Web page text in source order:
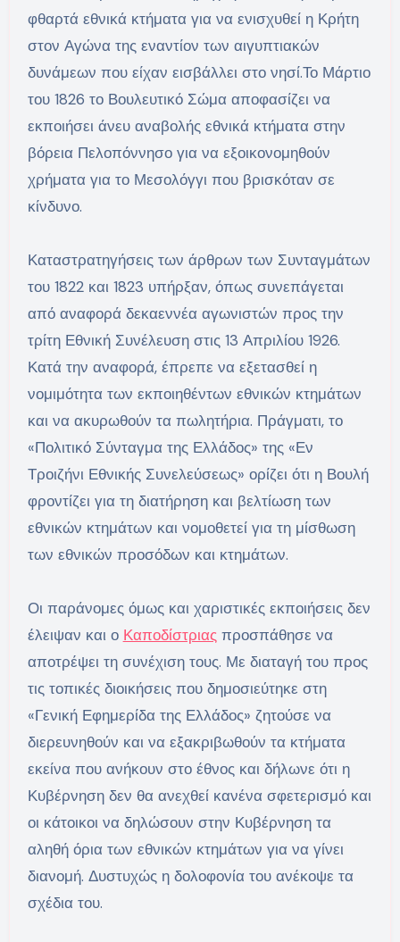
φθαρτά εθνικά κτήματα για να ενισχυθεί η Κρήτη
στον Αγώνα της εναντίον των αιγυπτιακών
δυνάμεων που είχαν εισβάλλει στο νησί.Το Μάρτιο
του 1826 το Βουλευτικό Σώμα αποφασίζει να
εκποιήσει άνευ αναβολής εθνικά κτήματα στην
βόρεια Πελοπόννησο για να εξοικονομηθούν
χρήματα για το Μεσολόγγι που βρισκόταν σε
κίνδυνο.
Καταστρατηγήσεις των άρθρων των Συνταγμάτων
του 1822 και 1823 υπήρξαν, όπως συνεπάγεται
από αναφορά δεκαεννέα αγωνιστών προς την
τρίτη Εθνική Συνέλευση στις 13 Απριλίου 1926.
Κατά την αναφορά, έπρεπε να εξετασθεί η
νομιμότητα των εκποιηθέντων εθνικών κτημάτων
και να ακυρωθούν τα πωλητήρια. Πράγματι, το
«Πολιτικό Σύνταγμα της Ελλάδος» της «Εν
Τροιζήνι Εθνικής Συνελεύσεως» ορίζει ότι η Βουλή
φροντίζει για τη διατήρηση και βελτίωση των
εθνικών κτημάτων και νομοθετεί για τη μίσθωση
των εθνικών προσόδων και κτημάτων.
Οι παράνομες όμως και χαριστικές εκποιήσεις δεν
έλειψαν και ο Καποδίστριαςπροσπάθησε να
αποτρέψει τη συνέχιση τους. Με διαταγή του προς
τις τοπικές διοικήσεις που δημοσιεύτηκε στη
«Γενική Εφημερίδα της Ελλάδος» ζητούσε να
διερευνηθούν και να εξακριβωθούν τα κτήματα
εκείνα που ανήκουν στο έθνος και δήλωνε ότι η
Κυβέρνηση δεν θα ανεχθεί κανένα σφετερισμό και
οι κάτοικοι να δηλώσουν στην Κυβέρνηση τα
αληθή όρια των εθνικών κτημάτων για να γίνει
διανομή. Δυστυχώς η δολοφονία του ανέκοψε τα
σχέδια του.